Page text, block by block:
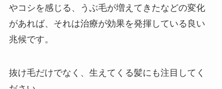
やコシを感じる、うぶ毛が増えてきたなどの変化
があれば、それは治療が効果を発揮している良い
兆候です。
抜け毛だけでなく、生えてくる髪にも注目してく